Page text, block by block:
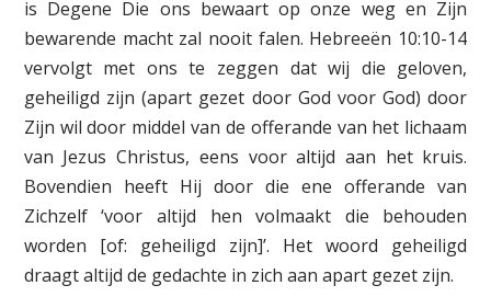
is Degene Die ons bewaart op onze weg en Zijn
bewarende macht zal nooit falen. Hebreeën 10:10-14
vervolgt met ons te zeggen dat wij die geloven,
geheiligd zijn (apart gezet door God voor God) door
Zijn wil door middel van de offerande van het lichaam
van Jezus Christus, eens voor altijd aan het kruis.
Bovendien heeft Hij door die ene offerande van
Zichzelf ‘voor altijd hen volmaakt die behouden
worden [of: geheiligd zijn]’. Het woord geheiligd
draagt altijd de gedachte in zich aan apart gezet zijn.